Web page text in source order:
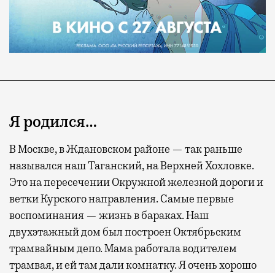
Современный путешественник часто берет
с собой не только чемодан, но и ноутбук.
А ожидание рейса все чаще превращается
не в потерянное время, а в возможность
спокойно закончить дела или спланировать
Я родился…
В Москве, в Ждановском районе — так раньше
назывался наш Таганский, на Верхней Хохловке.
Это на пересечении Окружной железной дороги и
ветки Курского направления. Самые первые
воспоминания — жизнь в бараках. Наш
двухэтажный дом был построен Октябрьским
трамвайным депо. Мама работала водителем
трамвая, и ей там дали комнатку. Я очень хорошо